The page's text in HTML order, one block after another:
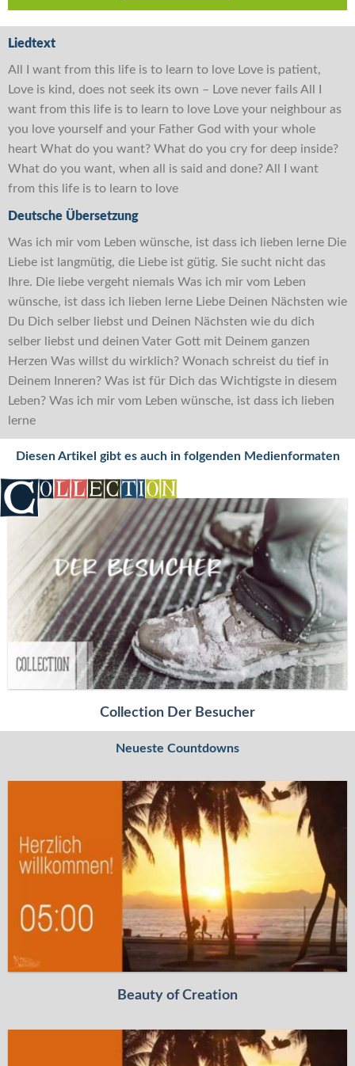
Liedtext
All I want from this life is to learn to love Love is patient,
Love is kind, does not seek its own – Love never fails All I
want from this life is to learn to love Love your neighbour as
you love yourself and your Father God with your whole
heart What do you want? What do you cry for deep inside?
What do you want, when all is said and done? All I want
from this life is to learn to love
Deutsche Übersetzung
Was ich mir vom Leben wünsche, ist dass ich lieben lerne Die
Liebe ist langmütig, die Liebe ist gütig. Sie sucht nicht das
Ihre. Die liebe vergeht niemals Was ich mir vom Leben
wünsche, ist dass ich lieben lerne Liebe Deinen Nächsten wie
Du Dich selber liebst und Deinen Nächsten wie du dich
selber liebst und deinen Vater Gott mit Deinem ganzen
Herzen Was willst du wirklich? Wonach schreist du tief in
Deinem Inneren? Was ist für Dich das Wichtigste in diesem
Leben? Was ich mir vom Leben wünsche, ist dass ich lieben
lerne
Diesen Artikel gibt es auch in folgenden Medienformaten
Collection Der Besucher
Neueste Countdowns
Beauty of Creation